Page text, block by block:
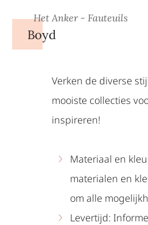
Het Anker - Fauteuils
Boyd
Verken de diverse
mooiste collecties
inspireren!
Materiaal en
materialen en
om alle
Levertijd: